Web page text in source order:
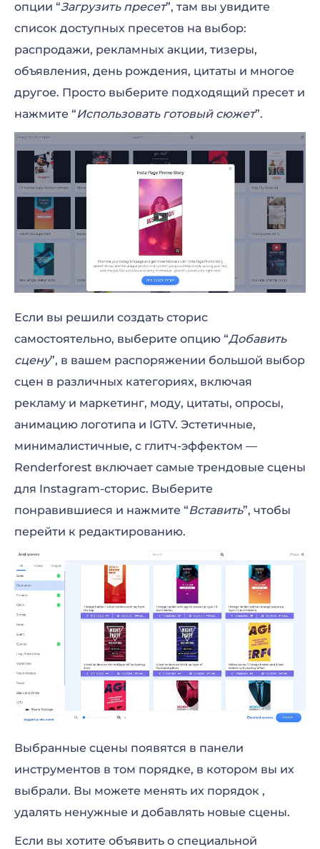
опции “Загрузить пресет”, там вы увидите
список доступных пресетов на выбор:
распродажи, рекламных акции, тизеры,
объявления, день рождения, цитаты и многое
другое. Просто выберите подходящий пресет и
нажмите “Использовать готовый сюжет”.
Если вы решили создать сторис
самостоятельно, выберите опцию “Добавить
сцену”, в вашем распоряжении большой выбор
сцен в различных категориях, включая
рекламу и маркетинг, моду, цитаты, опросы,
анимацию логотипа и IGTV. Эстетичные,
минималистичные, с глитч-эффектом —
Renderforest включает самые трендовые сцены
для Instagram-сторис. Выберите
понравившиеся и нажмите “Вставить”, чтобы
перейти к редактированию.
Выбранные сцены появятся в панели
инструментов в том порядке, в котором вы их
выбрали. Вы можете менять их порядок ,
удалять ненужные и добавлять новые сцены.
Если вы хотите объявить о специальной